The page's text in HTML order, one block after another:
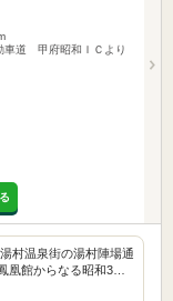
車道 甲府昭和ＩＣより
村温泉街の湯村陣場通
凰館からなる昭和3…